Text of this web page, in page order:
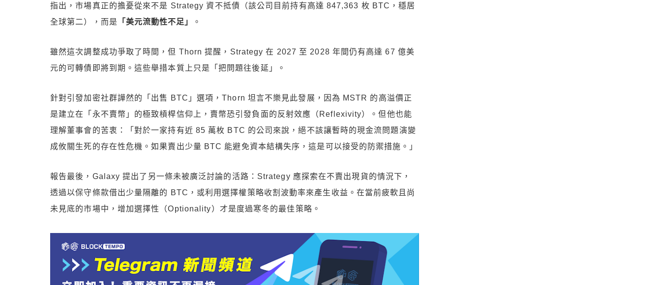
指出，市場真正的擔憂從來不是 Strategy 資不抵債（該公司目前持有高達 847,363 枚 BTC，穩居
全球第二），而是
「美元流動性不足」 。
雖然這次調整成功爭取了時間，但 Thorn 提醒，Strategy 在 2027 至 2028 年間仍有高達 67 億美
元的可轉債即將到期。這些舉措本質上只是「把問題往後延」。
針對引發加密社群譁然的「出售 BTC」選項，Thorn 坦言不樂見此發展，因為 MSTR 的高溢價正
是建立在「永不賣幣」的極致槓桿信仰上，賣幣恐引發負面的反射效應（Reflexivity）。但他也能
理解董事會的苦衷：「對於一家持有近 85 萬枚 BTC 的公司來說，絕不該讓暫時的現金流問題演變
成攸關生死的存在性危機。如果賣出少量 BTC 能避免資本結構失序，這是可以接受的防禦措施。」
報告最後，Galaxy 提出了另一條未被廣泛討論的活路：Strategy 應探索在不賣出現貨的情況下，
透過以保守條款借出少量隔離的 BTC，或利用選擇權策略收割波動率來產生收益。在當前疲軟且尚
未見底的市場中，增加選擇性（Optionality）才是度過寒冬的最佳策略。